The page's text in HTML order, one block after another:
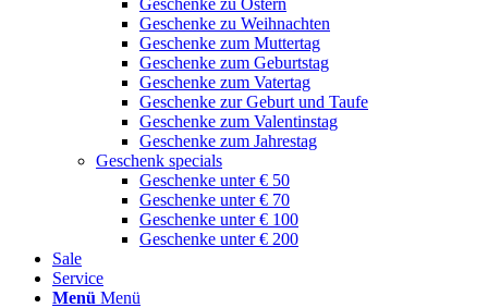
Geschenke zu Ostern
Geschenke zu Weihnachten
Geschenke zum Muttertag
Geschenke zum Geburtstag
Geschenke zum Vatertag
Geschenke zur Geburt und Taufe
Geschenke zum Valentinstag
Geschenke zum Jahrestag
Geschenk specials
Geschenke unter € 50
Geschenke unter € 70
Geschenke unter € 100
Geschenke unter € 200
Sale
Service
Menü Menü